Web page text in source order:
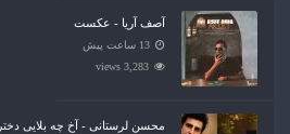
آصف آریا - عکست
13 ساعت پیش
3,283 views
محسن لرستانی - آخ چه بلایی